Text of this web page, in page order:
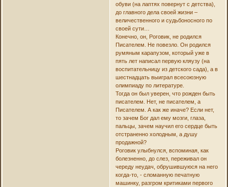
обуви (на лаптях повернут с детства),
до главного дела своей жизни –
величественного и судьбоносного по
своей сути…
Конечно, он, Роговик, не родился
Писателем. Не повезло. Он родился
румяным карапузом, который уже в
пять лет написал первую кляузу (на
воспитательницу из детского сада), а в
шестнадцать выиграл всесоюзную
олимпиаду по литературе.
Тогда он был уверен, что рожден быть
писателем. Нет, не писателем, а
Писателем. А как же иначе? Если нет,
то зачем Бог дал ему мозги, глаза,
пальцы, зачем научил его сердце быть
отстраненно холодным, а душу
продажной?
Роговик улыбнулся, вспоминая, как
болезненно, до слез, переживал он
череду неудач, обрушившуюся на него
когда-то, - сломанную печатную
машинку, разгром критиками первого